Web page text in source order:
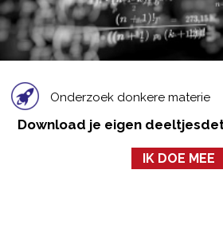
Onderzoek donkere materie
Download je eigen
IK DOE MEE